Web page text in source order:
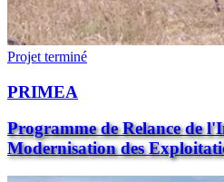
Projet terminé
PRIMEA
Programme de Relance de
Modernisation des